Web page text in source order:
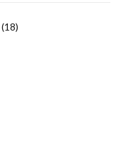
(18)